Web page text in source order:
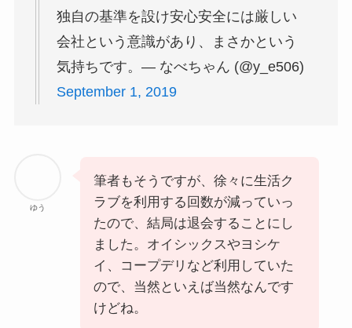
独自の基準を設け安心安全には厳しい
会社という意識があり、まさかという
気持ちです。— なべちゃん (@y_e506)
September 1, 2019
ゆう
筆者もそうですが、徐々に生活ク
ラブを利用する回数が減っていっ
たので、結局は退会することにし
ました。オイシックスやヨシケ
イ、コープデリなど利用していた
ので、当然といえば当然なんです
けどね。